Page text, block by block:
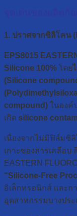
1. ปราศจากซิลิโคน
EPS8015
Silicone 100% โดย
(Silicone
compound) ในองค์
เกิด silicone
เนื่องจากไม่มีฟิล์มซิ
เกาะของสารเคลือบ
EASTERN
“Silicone-Free
อิเล็กทรอนิกส์ และก
อุตสาหกรรมบางปร